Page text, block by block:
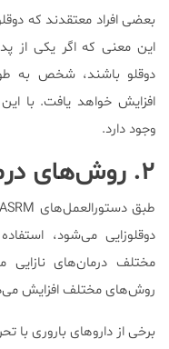
بعضی افراد معتقدند که
این معنی که اگر یکی از
دوقلو باشند، شخص به طور
افزایش خواهد یافت. با
وجود دارد.
۲. روش‌های درمان‌ نازایی
دوقلوزایی می‌شود،
مختلف درمان‌های نازایی
روش‌های مختلف افزایش
برخی از داروهای باروری